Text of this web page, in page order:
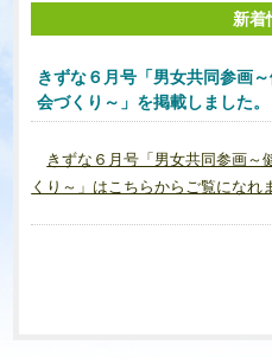
新着
きずな６月号「男女共同参画
会づくり～」を掲載しました。
きずな６月号「男女共同参画～
くり～」はこちらからご覧になれ